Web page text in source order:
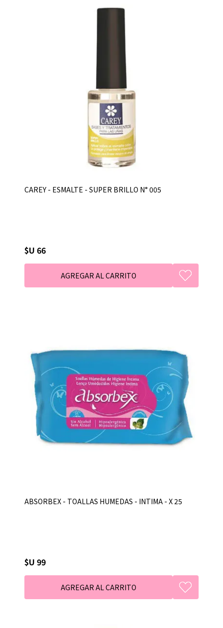
CAREY - ESMALTE - SUPER BRILLO N° 005
$U 66
ABSORBEX - TOALLAS HUMEDAS - INTIMA - X 25
$U 99